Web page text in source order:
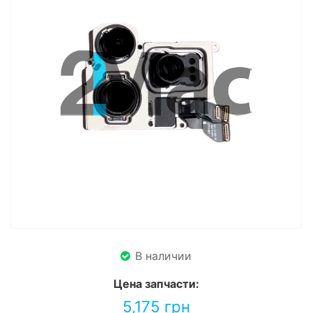
В наличии
Цена запчасти:
5,175 грн